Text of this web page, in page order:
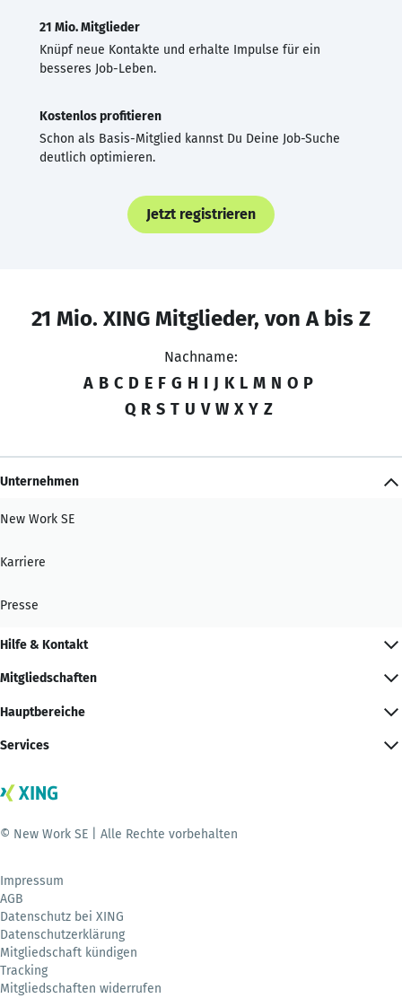
21 Mio. Mitglieder
Knüpf neue Kontakte und erhalte Impulse für ein
besseres Job-Leben.
Kostenlos profitieren
Schon als Basis-Mitglied kannst Du Deine Job-Suche
deutlich optimieren.
Jetzt registrieren
21 Mio. XING Mitglieder, von A bis Z
Nachname:
A B C D E F G H I J K L M N O P
Q R S T U V W X Y Z
Unternehmen
New Work SE
Karriere
Presse
Hilfe & Kontakt
Mitgliedschaften
Hauptbereiche
Services
© New Work SE | Alle Rechte vorbehalten
Impressum
AGB
Datenschutz bei XING
Datenschutzerklärung
Mitgliedschaft kündigen
Tracking
Mitgliedschaften widerrufen